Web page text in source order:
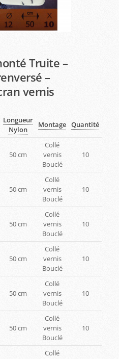
Truite –
–
vernis
Longueur
Nylon
Montage Quantité
50 cm
Collé
vernis
Bouclé
10
50 cm
Collé
vernis
Bouclé
10
50 cm
Collé
vernis
Bouclé
10
50 cm
Collé
vernis
Bouclé
10
50 cm
Collé
vernis
Bouclé
10
50 cm
Collé
vernis
Bouclé
10
Collé